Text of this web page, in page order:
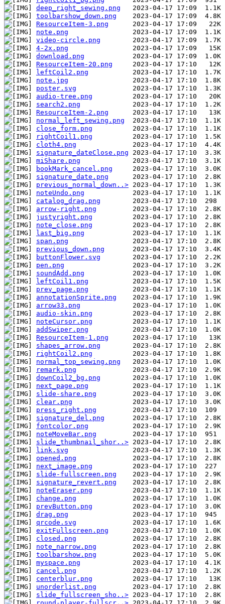
deep_right_sewing.png
toolbarshow_down.png
ResourceItem-3.png
note.png
video-circle.png
4-2x.png
download.png
ResourceItem-20.png
leftCoil2.png
note.jpg
poster.svg
audio-tree.png
search2.png
ResourceItem-2.png
normal_left_sewing.png
close_form.png
rightCoil1.png
cloth4.png
signature_dateClose.png
miShare.png
bookMark_cancel.png
signature_date.png
previous_normal_down..>
noteUndo.png
catalog_drag.png
arrow-right.png
justyright.png
note_close.png
last_big.png
span.png
previous_down.png
buttonFlower.svg
pen.png
soundAdd.png
leftCoil1.png
prev_page.png
annotationSprite.png
arrow33.png
audio-skin.png
noteCursor.png
addSwiper.png
ResourceItem-1.png
shapes_arrow.png
rightCoil2.png
normal_top_sewing.png
remark.png
downCoil2_bg.png
next_page.png
slide-share.png
clear.png
press_right.png
signature_del.png
fontcolor.png
noteMoveBar.png
slide_thumbnail_shor..>
link.svg
opened.png
next_image.png
slide-fullscreen.png
signature_revert.png
noteEraser.png
change.png
prevButton.png
drag.png
qrcode.svg
exitFullscreen.png
closed.png
note_narrow.png
toolbarshow.png
myspace.png
cancel.png
centerblur.png
unorderlist.png
slide_fullscreen_sho..>